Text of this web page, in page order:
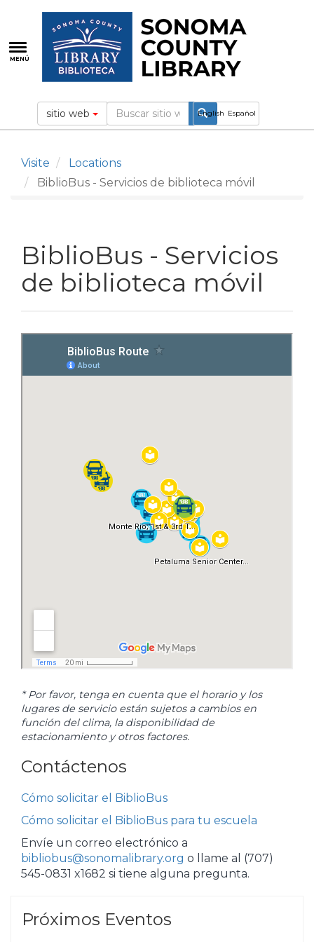
contenido
principal
MENÚ
English Español
sitio web
Visite
Locations
BiblioBus - Servicios de biblioteca móvil
BiblioBus - Servicios
de biblioteca móvil
* Por favor, tenga en cuenta que el horario y los
lugares de servicio están sujetos a cambios en
función del clima, la disponibilidad de
estacionamiento y otros factores.
Contáctenos
Cómo solicitar el BiblioBus
Cómo solicitar el BiblioBus para tu escuela
Envíe un correo electrónico a
bibliobus@sonomalibrary.org o llame al (707)
545-0831 x1682 si tiene alguna pregunta.
Próximos Eventos